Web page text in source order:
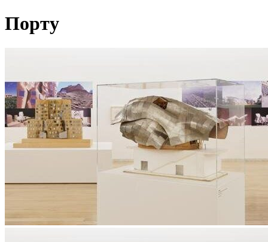
Порту